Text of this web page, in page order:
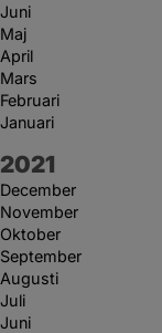
Juni
Maj
April
Mars
Februari
Januari
År:
2021
December
November
Oktober
September
Augusti
Juli
Juni